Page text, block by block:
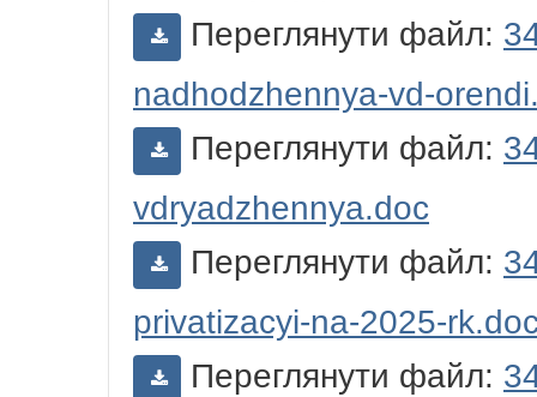
Переглянути файл:
nadhodzhennya-vd-
Переглянути файл:
vdryadzhennya.doc
Переглянути файл:
privatizacyi-na-2025-
Переглянути файл: